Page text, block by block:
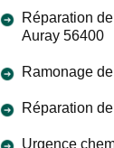
Réparation
Auray 56400
Ramonage
Réparation
Urgence